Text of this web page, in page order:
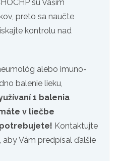
sú Vaším
preto sa naučte
kontrolu nad
alebo imuno-
balenie lieku,
1 balenia
v liečbe
Kontaktujte
Vám predpísal ďalšie